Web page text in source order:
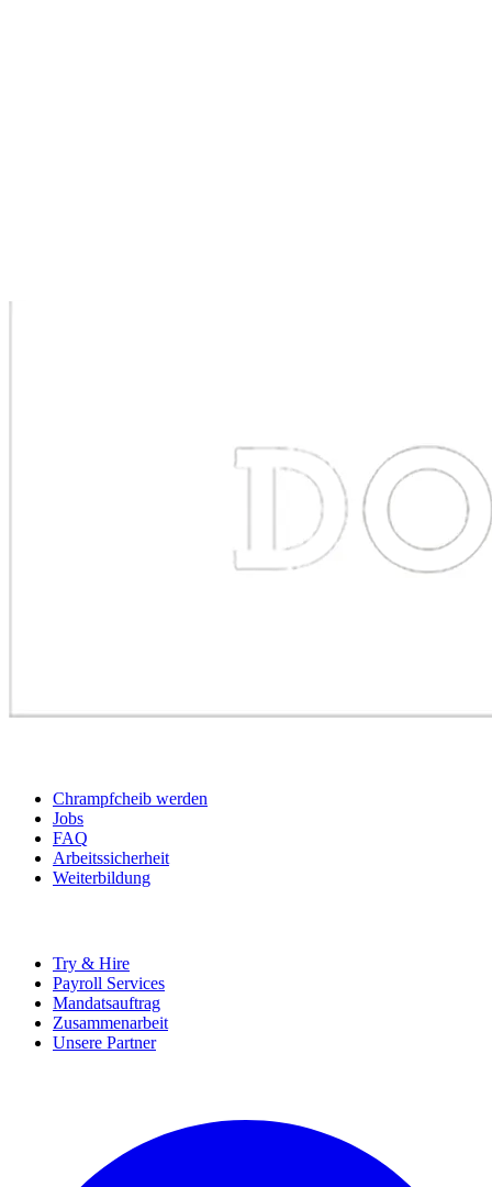
Chrampfcheib werden
Jobs
FAQ
Arbeitssicherheit
Weiterbildung
Try & Hire
Payroll Services
Mandatsauftrag
Zusammenarbeit
Unsere Partner